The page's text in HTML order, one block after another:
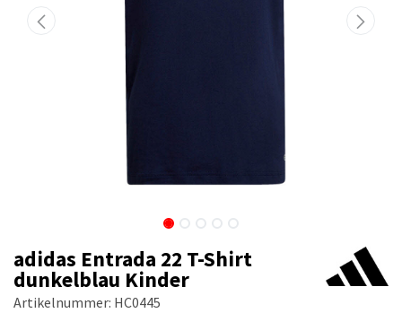
adidas Entrada 22 T-Shirt
dunkelblau Kinder
Artikelnummer: HC0445